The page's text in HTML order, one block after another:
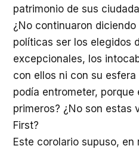
patrimonio de sus
¿No continuaron
políticas ser los elegidos
excepcionales, los
con ellos ni con su
podía entrometer, porque
primeros? ¿No son estas
First?
Este corolario supuso,